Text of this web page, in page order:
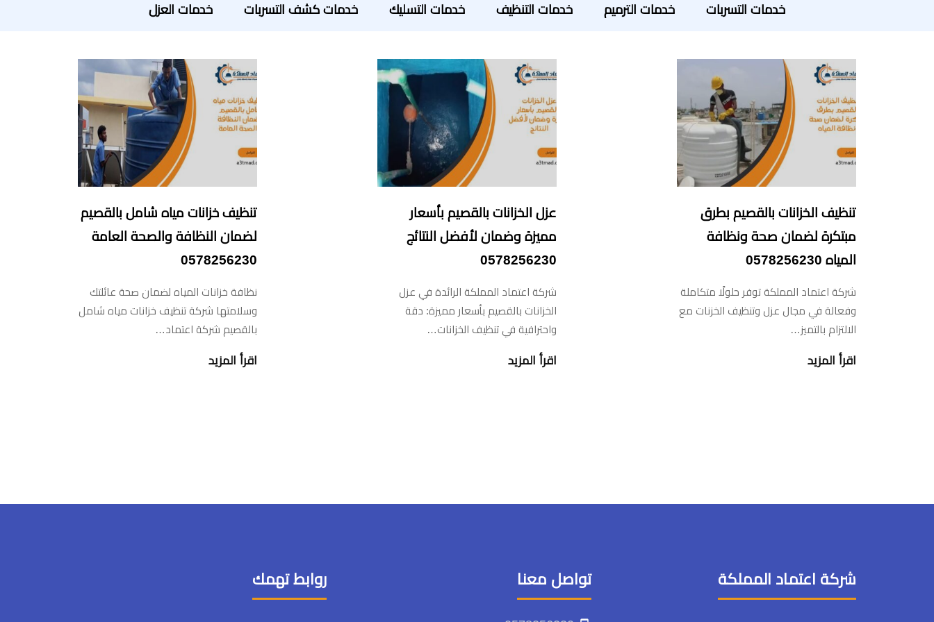
خدمات التسربات خدمات الترميم خدمات التنظيف خدمات التسليك خدمات كشف التسربات خدمات العزل
تنظيف الخزانات بالقصيم بطرق
مبتكرة لضمان صحة ونظافة
المياه 0578256230
شركة اعتماد المملكة توفر حلولًا متكاملة
وفعالة في مجال عزل وتنظيف الخزنات مع
الالتزام بالتميز…
اقرأ المزيد
عزل الخزانات بالقصيم بأسعار
مميزة وضمان لأفضل النتائج
0578256230
شركة اعتماد المملكة الرائدة في عزل
الخزانات بالقصيم بأسعار مميزة: دقة
واحترافية في تنظيف الخزانات…
اقرأ المزيد
تنظيف خزانات مياه شامل بالقصيم
لضمان النظافة والصحة العامة
0578256230
نظافة خزانات المياه لضمان صحة عائلتك
وسلامتها شركة تنظيف خزانات مياه شامل
بالقصيم شركة اعتماد…
اقرأ المزيد
شركة اعتماد المملكة تواصل معنا روابط تهمك